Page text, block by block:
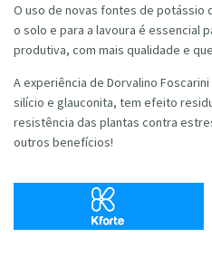
O uso de novas fontes de potássio
o solo e para a lavoura é essencial
produtiva, com mais qualidade e
A experiência de Dorvalino
silício e glauconita, tem efeito
resistência das plantas contra
outros benefícios!